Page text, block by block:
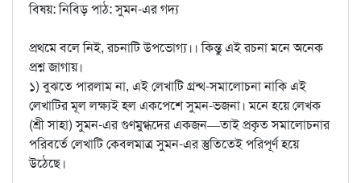
বিষয়: নিবিড় পাঠ: সুমন-এর গদ্য
প্রথমে বলে নিই, রচনাটি উপভোগ্য।। কিন্তু এই রচনা মনে অনেক
প্রশ্ন জাগায়।
১) বুঝতে পারলাম না, এই লেখাটি গ্রন্থ-সমালোচনা নাকি এই
লেখাটির মূল লক্ষ্যই হল একপেশে সুমন-ভজনা। মনে হয়ে লেখক
(শ্রী সাহা) সুমন-এর গুণমুগ্ধদের একজন—তাই প্রকৃত সমালোচনার
পরিবর্তে লেখাটি কেবলমাত্র সুমন-এর স্তুতিতেই পরিপূর্ণ হয়ে
উঠেছে।